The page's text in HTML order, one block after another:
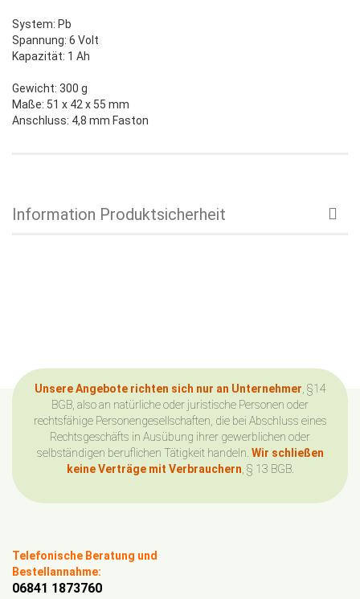
System: Pb
Spannung: 6 Volt
Kapazität: 1 Ah
Gewicht: 300 g
Maße: 51 x 42 x 55 mm
Anschluss: 4,8 mm Faston
Information Produktsicherheit
Unsere Angebote richten sich nur an Unternehmer , §14
BGB, also an natürliche oder juristische Personen oder
rechtsfähige Personengesellschaften, die bei Abschluss eines
Rechtsgeschäfts in Ausübung ihrer gewerblichen oder
selbständigen beruflichen Tätigkeit handeln. Wir schließen
keine Verträge mit Verbrauchern , § 13 BGB.
Telefonische Beratung und
Bestellannahme:
06841 1873760